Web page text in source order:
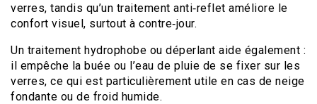
verres, tandis qu’un traitement anti‑reflet améliore le
confort visuel, surtout à contre‑jour.
Un traitement hydrophobe ou déperlant aide également :
il empêche la buée ou l’eau de pluie de se fixer sur les
verres, ce qui est particulièrement utile en cas de neige
fondante ou de froid humide.